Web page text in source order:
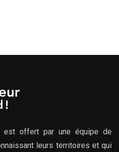
est offert par une équipe de
leurs territoires et qui